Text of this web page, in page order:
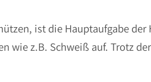
ist die Hauptaufgabe
wie z.B. Schweiß auf. Trotz